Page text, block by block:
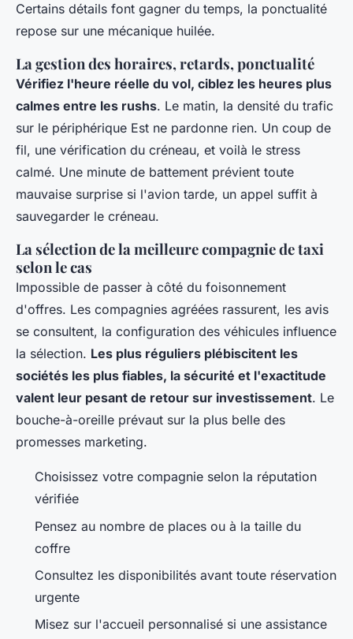
Certains détails font gagner du temps, la ponctualité
repose sur une mécanique huilée.
La gestion des horaires, retards, ponctualité
Vérifiez l'heure réelle du vol, ciblez les heures plus
calmes entre les rushs. Le matin, la densité du trafic
sur le périphérique Est ne pardonne rien. Un coup de
fil, une vérification du créneau, et voilà le stress
calmé. Une minute de battement prévient toute
mauvaise surprise si l'avion tarde, un appel suffit à
sauvegarder le créneau.
La sélection de la meilleure compagnie de taxi
selon le cas
Impossible de passer à côté du foisonnement
d'offres. Les compagnies agréées rassurent, les avis
se consultent, la configuration des véhicules influence
la sélection. Les plus réguliers plébiscitent les
sociétés les plus fiables, la sécurité et l'exactitude
valent leur pesant de retour sur investissement. Le
bouche-à-oreille prévaut sur la plus belle des
promesses marketing.
Choisissez votre compagnie selon la réputation
vérifiée
Pensez au nombre de places ou à la taille du
coffre
Consultez les disponibilités avant toute réservation
urgente
Misez sur l'accueil personnalisé si une assistance